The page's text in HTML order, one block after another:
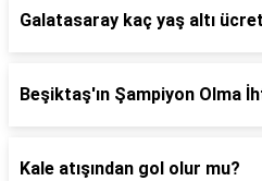
Galatasaray kaç yaş altı
Beşiktaş'ın Şampiyon Olma
Kale atışından gol olur mu?